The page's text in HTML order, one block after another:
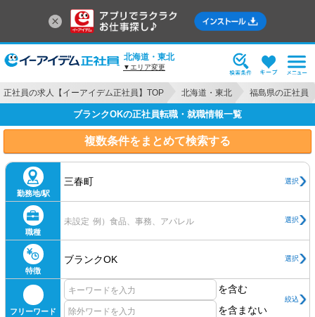
北海道・東北
▼エリア変更
正社員の求人【イーアイデム正社員】TOP 北海道・東北 福島県の正社員
ブランクOKの正社員転職・就職情報一覧
複数条件をまとめて検索する
勤務地/駅
三春町 選択
職種
未設定 例）食品、事務、アパレル 選択
特徴
ブランクOK 選択
フリーワード
を含む
を含まない
絞込